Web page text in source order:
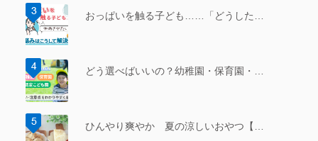
おっぱいを触る子ども……「どうした…
どう選べばいいの？幼稚園・保育園・…
ひんやり爽やか 夏の涼しいおやつ【…